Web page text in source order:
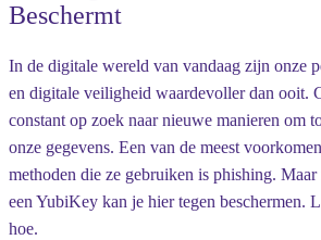
Beschermt
In de digitale wereld van vandaag zijn onze
en digitale veiligheid waardevoller dan ooit.
constant op zoek naar nieuwe manieren om
onze gegevens. Een van de meest
methoden die ze gebruiken is phishing. Maar
een YubiKey kan je hier tegen beschermen.
hoe.